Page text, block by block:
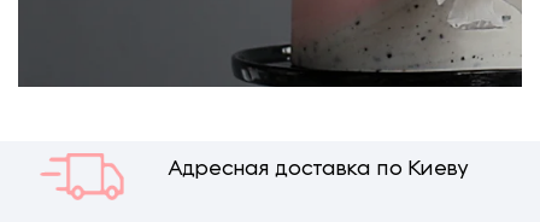
Адресная доставка по Киеву